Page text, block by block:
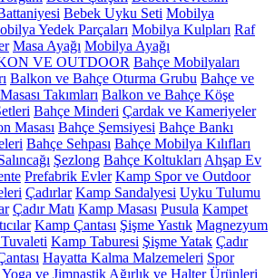
Bebek Uyku Seti Mobilya
Yedek Parçaları Mobilya Kulpları Raf
Masa Ayağı Mobilya Ayağı
VE OUTDOOR Bahçe Mobilyaları
Balkon ve Bahçe Oturma Grubu Bahçe ve
Takımları Balkon ve Bahçe Köşe
Bahçe Minderi Çardak ve Kameriyeler
Masası Bahçe Şemsiyesi Bahçe Bankı
Bahçe Sehpası Bahçe Mobilya Kılıfları
Şezlong Bahçe Koltukları Ahşap Ev
Prefabrik Evler Kamp Spor ve Outdoor
Çadırlar Kamp Sandalyesi Uyku Tulumu
Çadır Matı Kamp Masası Pusula Kampet
Kamp Çantası Şişme Yastık Magnezyum
Kamp Taburesi Şişme Yatak Çadır
Hayatta Kalma Malzemeleri Spor
Yoga ve Jimnastik Ağırlık ve Halter Ürünleri